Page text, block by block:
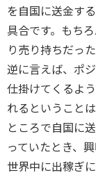
を自国に送金す
具合です。もち
り売り持ちだっ
逆に言えば、ポ
仕掛けてくるよ
れるということ
ところで自国に
っていたとき、
世界中に出稼ぎ